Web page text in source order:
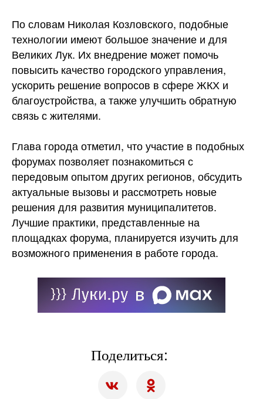
По словам Николая Козловского, подобные
технологии имеют большое значение и для
Великих Лук. Их внедрение может помочь
повысить качество городского управления,
ускорить решение вопросов в сфере ЖКХ и
благоустройства, а также улучшить обратную
связь с жителями.
Глава города отметил, что участие в подобных
форумах позволяет познакомиться с
передовым опытом других регионов, обсудить
актуальные вызовы и рассмотреть новые
решения для развития муниципалитетов.
Лучшие практики, представленные на
площадках форума, планируется изучить для
возможного применения в работе города.
Поделиться: